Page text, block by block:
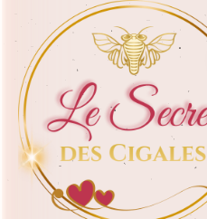
et Sabrina viennent